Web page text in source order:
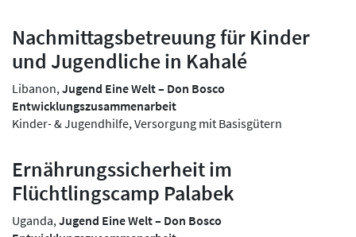
Nachmittagsbetreuung für Kinder
und Jugendliche in Kahalé
Libanon, Jugend Eine Welt – Don Bosco
Entwicklungszusammenarbeit
Kinder- & Jugendhilfe, Versorgung mit Basisgütern
Ernährungssicherheit im
Flüchtlingscamp Palabek
Uganda, Jugend Eine Welt – Don Bosco